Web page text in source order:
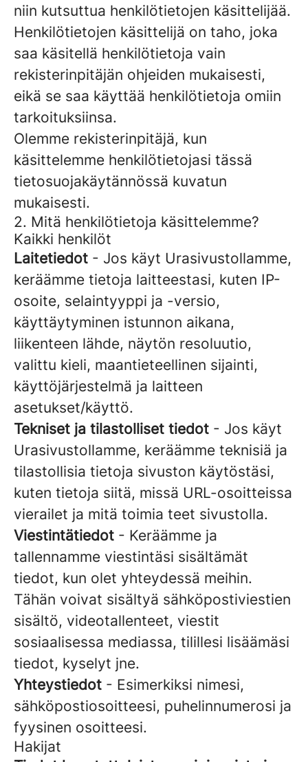
niin kutsuttua henkilötietojen käsittelijää.
Henkilötietojen käsittelijä on taho, joka
saa käsitellä henkilötietoja vain
rekisterinpitäjän ohjeiden mukaisesti,
eikä se saa käyttää henkilötietoja omiin
tarkoituksiinsa.
Olemme rekisterinpitäjä, kun
käsittelemme henkilötietojasi tässä
tietosuojakäytännössä kuvatun
mukaisesti.
2. Mitä henkilötietoja käsittelemme?
Kaikki henkilöt
Laitetiedot - Jos käyt Urasivustollamme,
keräämme tietoja laitteestasi, kuten IP-
osoite, selaintyyppi ja -versio,
käyttäytyminen istunnon aikana,
liikenteen lähde, näytön resoluutio,
valittu kieli, maantieteellinen sijainti,
käyttöjärjestelmä ja laitteen
asetukset/käyttö.
Tekniset ja tilastolliset tiedot - Jos käyt
Urasivustollamme, keräämme teknisiä ja
tilastollisia tietoja sivuston käytöstäsi,
kuten tietoja siitä, missä URL-osoitteissa
vierailet ja mitä toimia teet sivustolla.
Viestintätiedot - Keräämme ja
tallennamme viestintäsi sisältämät
tiedot, kun olet yhteydessä meihin.
Tähän voivat sisältyä sähköpostiviestien
sisältö, videotallenteet, viestit
sosiaalisessa mediassa, tilillesi lisäämäsi
tiedot, kyselyt jne.
Yhteystiedot - Esimerkiksi nimesi,
sähköpostiosoitteesi, puhelinnumerosi ja
fyysinen osoitteesi.
Hakijat